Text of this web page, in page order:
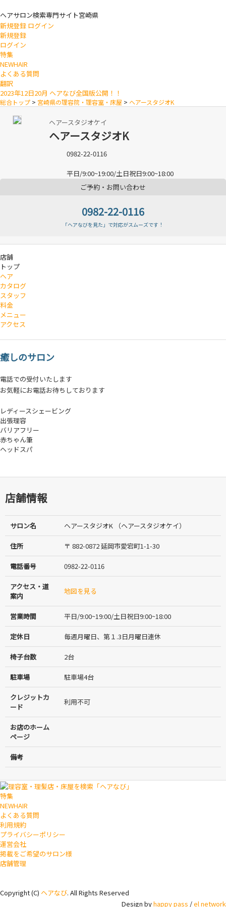
ヘアサロン検索専門サイト宮崎県
新規登録 ログイン
新規登録
ログイン
特集
NEWHAIR
よくある質問
翻訳
2023年12日20月 ヘアなび全国版公開！！
総合トップ > 宮崎県の理容院・理容室・床屋 > ヘアースタジオK
ヘアースタジオケイ
ヘアースタジオK
0982-22-0116
平日/9:00~19:00/土日祝日9:00~18:00
ご予約・お問い合わせ
0982-22-0116
「ヘアなびを見た」で対応がスムーズです！
店舗
トップ
ヘア
カタログ
スタッフ
料金
メニュー
アクセス
癒しのサロン
電話での受付いたします
お気軽にお電話お待ちしております
レディースシェービング
出張理容
バリアフリー
赤ちゃん筆
ヘッドスパ
店舗情報
サロン名 ヘアースタジオK （ヘアースタジオケイ）
住所 〒 882-0872 延岡市愛宕町1-1-30
電話番号 0982-22-0116
アクセス・道
案内
地図を見る
営業時間 平日/9:00~19:00/土日祝日9:00~18:00
定休日 毎週月曜日、第１.3日月曜日連休
椅子台数 2台
駐車場 駐車場4台
クレジットカ
ード
利用不可
お店のホーム
ページ
備考
特集
NEWHAIR
よくある質問
利用規約
プライバシーポリシー
運営会社
掲載をご希望のサロン様
店舗管理
Copyright (C) ヘアなび. All Rights Reserved
Design byhappy pass /el network